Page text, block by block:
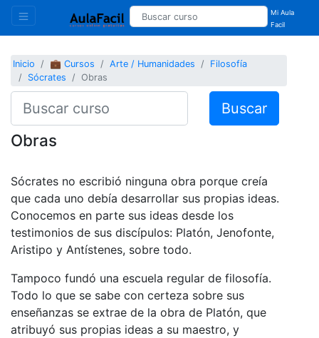
Mi Aula
Facil
Inicio 💼 Cursos Arte / Humanidades
Filosofía
Sócrates
Obras
Buscar
Obras
Sócrates no escribió ninguna obra porque creía
que cada uno debía desarrollar sus propias ideas.
Conocemos en parte sus ideas desde los
testimonios de sus discípulos: Platón, Jenofonte,
Aristipo y Antístenes, sobre todo.
Tampoco fundó una escuela regular de filosofía.
Todo lo que se sabe con certeza sobre sus
enseñanzas se extrae de la obra de Platón, que
atribuyó sus propias ideas a su maestro, y